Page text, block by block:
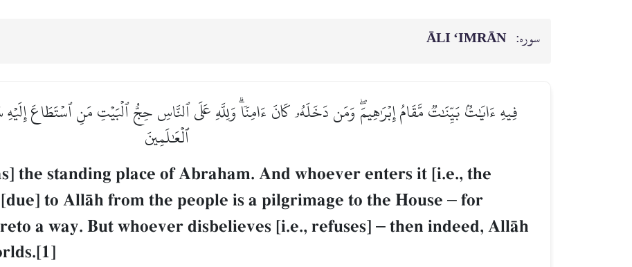
سوره: ĀLI ‘IMRĀN
فِيهِ ءَايَٰتُۢ بَيِّنَٰتٞ مَّقَامُ إِبۡرَٰهِيمَۖ وَمَن دَخَلَهُۥ كَانَ ءَامِنٗاۗ وَلِلَّهِ عَلَى ٱلنَّاسِ حِجُّ ٱلۡبَيۡتِ مَنِ ٱسۡتَطَاعَ
ٱلۡعَٰلَمِينَ
the standing place of Abraham. And whoever enters it [i.e., the
to AllŒh from the people is a pilgrimage to the House – for
a way. But whoever disbelieves [i.e., refuses] – then indeed, AllŒh